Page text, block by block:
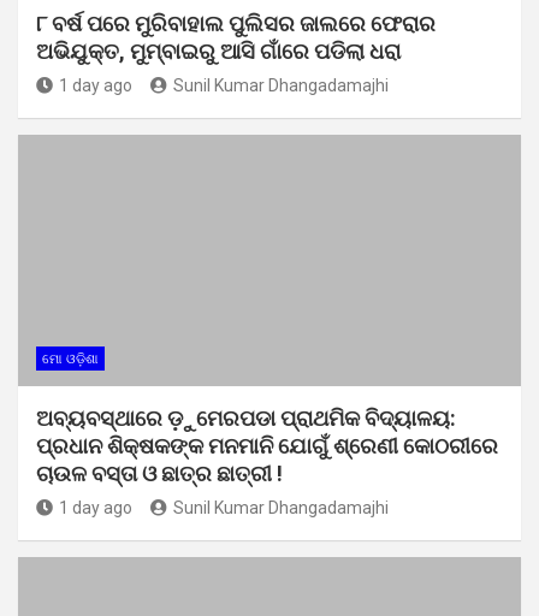
୮ ବର୍ଷ ପରେ ମୁରିବାହାଲ ପୁଲିସର ଜାଲରେ ଫେରାର
ଅଭିଯୁକ୍ତ, ମୁମ୍ବାଇରୁ ଆସି ଗାଁରେ ପଡିଲା ଧରା
1 day ago Sunil Kumar Dhangadamajhi
ମୋ ଓଡ଼ିଶା
ଅବ୍ୟବସ୍ଥାରେ ଡ଼ୁମେରପଡା ପ୍ରାଥମିକ ବିଦ୍ୟାଳୟ:
ପ୍ରଧାନ ଶିକ୍ଷକଙ୍କ ମନମାନି ଯୋଗୁଁ ଶ୍ରେଣୀ କୋଠରୀରେ
ଚାଉଳ ବସ୍ତା ଓ ଛାତ୍ର ଛାତ୍ରୀ !
1 day ago Sunil Kumar Dhangadamajhi